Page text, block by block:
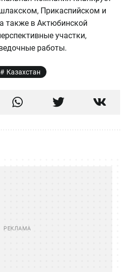
Прикаспийском и
также в Актюбинской
участки,
работы.
Казахстан